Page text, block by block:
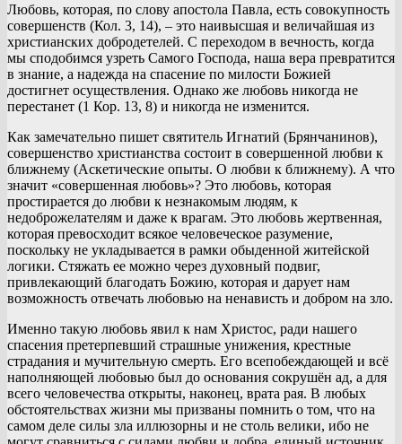
Любовь, которая, по слову апостола Павла, есть совокупность
совершенств (Кол. 3, 14), – это наивысшая и величайшая из
христианских добродетелей. С переходом в вечность, когда
мы сподобимся узреть Самого Господа, наша вера превратится
в знание, а надежда на спасение по милости Божией
достигнет осуществления. Однако же любовь никогда не
перестанет (1 Кор. 13, 8) и никогда не изменится.
Как замечательно пишет святитель Игнатий (Брянчанинов),
совершенство христианства состоит в совершенной любви к
ближнему (Аскетические опыты. О любви к ближнему). А что
значит «совершенная любовь»? Это любовь, которая
простирается до любви к незнакомым людям, к
недоброжелателям и даже к врагам. Это любовь жертвенная,
которая превосходит всякое человеческое разумение,
поскольку не укладывается в рамки обыденной житейской
логики. Стяжать ее можно через духовный подвиг,
привлекающий благодать Божию, которая и дарует нам
возможность отвечать любовью на ненависть и добром на зло.
Именно такую любовь явил к нам Христос, ради нашего
спасения претерпевший страшные унижения, крестные
страдания и мучительную смерть. Его всепобеждающей и всё
наполняющей любовью был до основания сокрушён ад, а для
всего человечества открыты, наконец, врата рая. В любых
обстоятельствах жизни мы призваны помнить о том, что на
самом деле силы зла иллюзорны и не столь велики, ибо не